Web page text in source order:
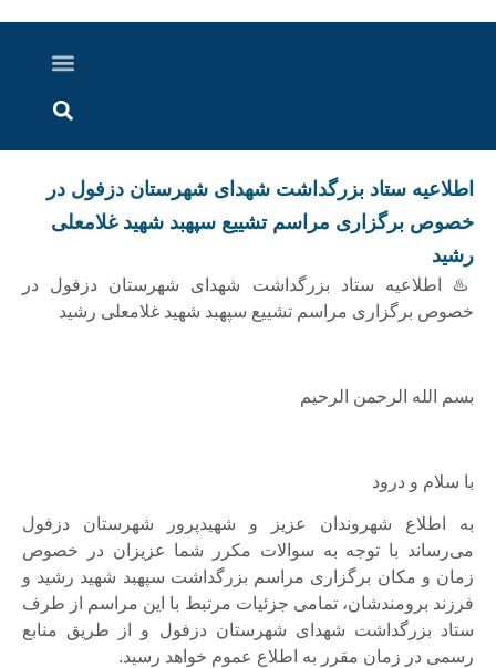
اطلاعیه ستاد بزرگداشت شهدای شهرستان دزفول در
خصوص برگزاری مراسم تشییع سپهبد شهید غلامعلی
رشید
♨️ اطلاعیه ستاد بزرگداشت شهدای شهرستان دزفول در
خصوص برگزاری مراسم تشییع سپهبد شهید غلامعلی رشید
بسم الله الرحمن الرحیم
با سلام و درود
به اطلاع شهروندان عزیز و شهیدپرور شهرستان دزفول
می‌رساند با توجه به سوالات مکرر شما عزیزان در خصوص
زمان و مکان برگزاری مراسم بزرگداشت سپهبد شهید رشید و
فرزند برومندشان، تمامی جزئیات مرتبط با این مراسم از طرف
ستاد بزرگداشت شهدای شهرستان دزفول و از طریق منابع
رسمی در زمان مقرر به اطلاع عموم خواهد رسید.